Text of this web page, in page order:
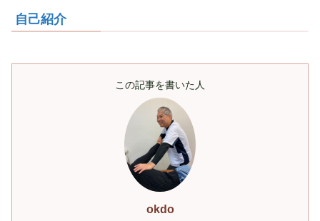
自己紹介
この記事を書いた人
okdo